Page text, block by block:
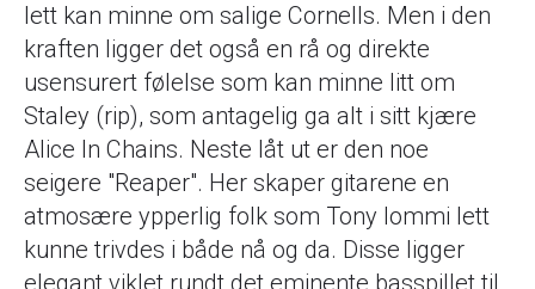
lett kan minne om salige Cornells. Men i den
kraften ligger det også en rå og direkte
usensurert følelse som kan minne litt om
Staley (rip), som antagelig ga alt i sitt kjære
Alice In Chains. Neste låt ut er den noe
seigere "Reaper". Her skaper gitarene en
atmosære ypperlig folk som Tony Iommi lett
kunne trivdes i både nå og da. Disse ligger
elegant viklet rundt det eminente basspillet til